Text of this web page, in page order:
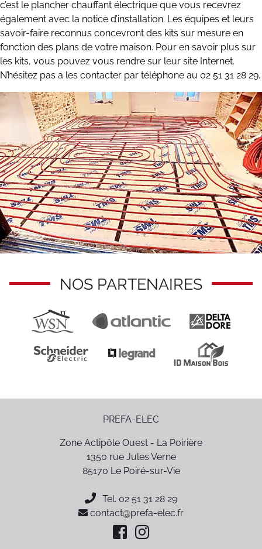
c’est le plancher chauffant électrique que vous recevrez
également avec la notice d’installation. Les équipes et leurs
savoir-faire reconnus concevront des kits sur mesure en
fonction des plans de votre maison. Pour en savoir plus sur
les kits, vous pouvez vous rendre sur leur site Internet.
N’hésitez pas a les contacter par téléphone au 02 51 31 28 29.
NOS PARTENAIRES
PREFA-ELEC
Zone Actipôle Ouest - La Poirière
1350 rue Jules Verne
85170 Le Poiré-sur-Vie
Tel. 02 51 31 28 29
contact@prefa-elec.fr